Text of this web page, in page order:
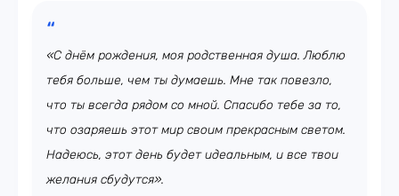
«С днём рождения, моя родственная душа. Люблю
тебя больше, чем ты думаешь. Мне так повезло,
что ты всегда рядом со мной. Спасибо тебе за то,
что озаряешь этот мир своим прекрасным светом.
Надеюсь, этот день будет идеальным, и все твои
желания сбудутся».